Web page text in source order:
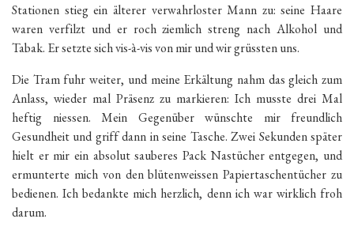
Stationen stieg ein älterer verwahrloster Mann zu: seine Haare
waren verfilzt und er roch ziemlich streng nach Alkohol und
Tabak. Er setzte sich vis-à-vis von mir und wir grüssten uns.
Die Tram fuhr weiter, und meine Erkältung nahm das gleich zum
Anlass, wieder mal Präsenz zu markieren: Ich musste drei Mal
heftig niessen. Mein Gegenüber wünschte mir freundlich
Gesundheit und griff dann in seine Tasche. Zwei Sekunden später
hielt er mir ein absolut sauberes Pack Nastücher entgegen, und
ermunterte mich von den blütenweissen Papiertaschentücher zu
bedienen. Ich bedankte mich herzlich, denn ich war wirklich froh
darum.